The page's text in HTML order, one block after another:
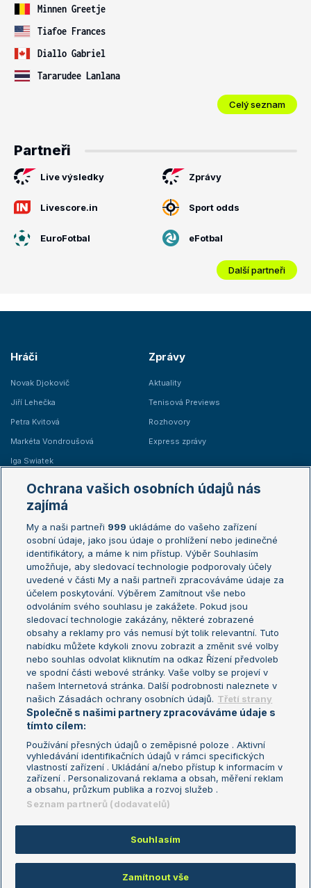
Minnen Greetje
Tiafoe Frances
Diallo Gabriel
Tararudee Lanlana
Celý seznam
Partneři
Live výsledky Zprávy
Livescore.in Sport odds
EuroFotbal eFotbal
Další partneři
Hráči
Novak Djokovič
Jiří Lehečka
Petra Kvitová
Markéta Vondroušová
Iga Swiatek
Zprávy
Aktuality
Tenisová Previews
Rozhovory
Express zprávy
Žebříčky
Žebříček ATP (muži)
Žebříček WTA (ženy)
Sázkařský žebříček
Australian Open
French Open
Wimbledon
US Open
Turnaj mistrů
Turnaj mistryň
Aktualní trendy
Fotbalové přestupy
Livesport Daily
LS Prague Open
Podmínky užití
Nastavení soukromí
GDPR a žurnalistika
Reklama
Kontakt
Informace o zpracování osobních
údajů
Copyright © 2008-2026 TenisPortal.cz. Využíváme zpravodajství ČTK.
Ochrana vašich osobních údajů nás
zajímá
My a naši partneři 999 ukládáme do vašeho zařízení
osobní údaje, jako jsou údaje o prohlížení nebo jedinečné
identifikátory, a máme k nim přístup. Výběr Souhlasím
umožňuje, aby sledovací technologie podporovaly účely
uvedené v části My a naši partneři zpracováváme údaje za
účelem poskytování. Výběrem Zamítnout vše nebo
odvoláním svého souhlasu je zakážete. Pokud jsou
sledovací technologie zakázány, některé zobrazené
obsahy a reklamy pro vás nemusí být tolik relevantní. Tuto
nabídku můžete kdykoli znovu zobrazit a změnit své volby
nebo souhlas odvolat kliknutím na odkaz Řízení předvoleb
ve spodní části webové stránky. Vaše volby se projeví v
našem Internetová stránka. Další podrobnosti naleznete v
našich Zásadách ochrany osobních údajů. Třetí strany
Společně s našimi partnery zpracováváme údaje s
tímto cílem:
Používání přesných údajů o zeměpisné poloze . Aktivní
vyhledávání identifikačních údajů v rámci specifických
vlastností zařízení . Ukládání a/nebo přístup k informacím v
zařízení . Personalizovaná reklama a obsah, měření reklam
a obsahu, průzkum publika a rozvoj služeb .
Seznam partnerů (dodavatelů)
Souhlasím
Zamítnout vše